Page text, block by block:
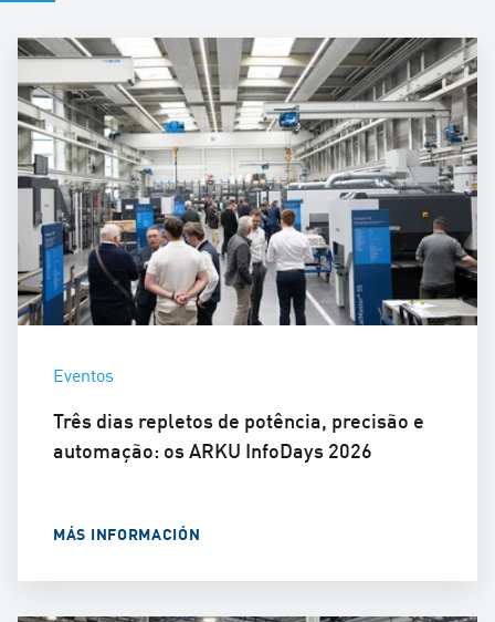
Eventos
Três dias repletos de potência, precisão e
automação: os ARKU InfoDays 2026
MÁS INFORMACIÓN